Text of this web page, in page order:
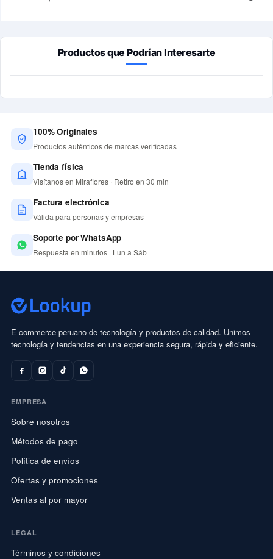
Productos que Podrían Interesarte
100% Originales
Productos auténticos de marcas verificadas
Tienda física
Visítanos en Miraflores · Retiro en 30 min
Factura electrónica
Válida para personas y empresas
Soporte por WhatsApp
Respuesta en minutos · Lun a Sáb
E-commerce peruano de tecnología y productos de calidad. Unimos
tecnología y tendencias en una experiencia segura, rápida y eficiente.
EMPRESA
Sobre nosotros
Métodos de pago
Política de envíos
Ofertas y promociones
Ventas al por mayor
LEGAL
Términos y condiciones